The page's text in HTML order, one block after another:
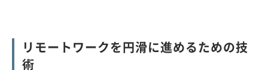
リモートワークを円滑に進めるための技
術